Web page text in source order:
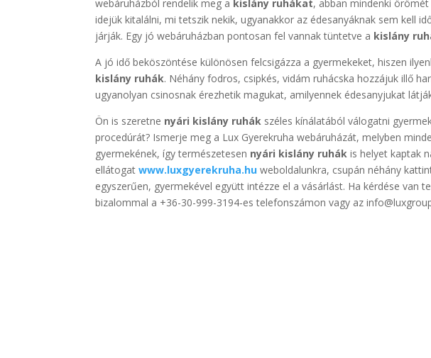
webáruházból rendelik meg a kislány ruhákat, abban mindenki
idejük kitalálni, mi tetszik nekik, ugyanakkor az édesanyáknak sem kell
járják. Egy jó webáruházban pontosan fel vannak tüntetve a kislány
A jó idő beköszöntése különösen felcsigázza a gyermekeket, hiszen
kislány ruhák. Néhány fodros, csipkés, vidám ruhácska hozzájuk illő
ugyanolyan csinosnak érezhetik magukat, amilyennek édesanyjukat
Ön is szeretne nyári kislány ruhák széles kínálatából válogatni
procedúrát? Ismerje meg a Lux Gyerekruha webáruházát, melyben
gyermekének, így természetesen nyári kislány ruhák is helyet kaptak
ellátogatwww.luxgyerekruha.hu weboldalunkra, csupán néhány
egyszerűen, gyermekével együtt intézze el a vásárlást. Ha kérdése van
bizalommal a +36-30-999-3194-es telefonszámon vagy az